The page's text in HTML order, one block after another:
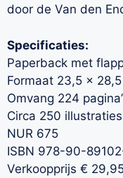
door de Van den
Specificaties:
Paperback met
Formaat 23,5 x
Omvang 224
Circa 250 illustraties
NUR 675
ISBN 978-90-
Verkoopprijs €